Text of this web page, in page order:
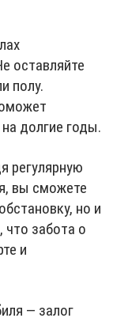
оставляйте
полу.
долгие годы.
регулярную
вы сможете
но и
что забота о
и
— залог